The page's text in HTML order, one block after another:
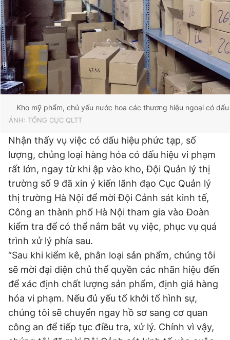
Kho mỹ phẩm, chủ yếu nước hoa các thương hiệu ngoại có
ẢNH: TỔNG CỤC QLTT
Nhận thấy vụ việc có dấu hiệu phức tạp, số
lượng, chủng loại hàng hóa có dấu hiệu vi phạm
rất lớn, ngay từ khi ập vào kho, Đội Quản lý thị
trường số 9 đã xin ý kiến lãnh đạo Cục Quản lý
thị trường Hà Nội để mời Đội Cảnh sát kinh tế,
Công an thành phố Hà Nội tham gia vào Đoàn
kiểm tra để có thể nắm bắt vụ việc, phục vụ quá
trình xử lý phía sau.
“Sau khi kiểm kê, phân loại sản phẩm, chúng tôi
sẽ mời đại diện chủ thể quyền các nhãn hiệu đến
để xác định chất lượng sản phẩm, định giá hàng
hóa vi phạm. Nếu đủ yếu tố khởi tố hình sự,
chúng tôi sẽ chuyển ngay hồ sơ sang cơ quan
công an để tiếp tục điều tra, xử lý. Chính vì vậy,